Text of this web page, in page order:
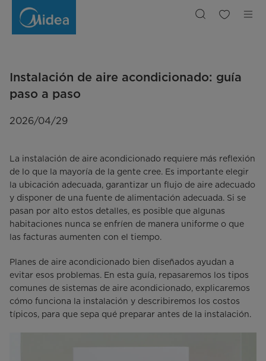
Acondicionado:
Instalación de aire acondicionado: guía
paso a paso
2026/04/29
La instalación de aire acondicionado requiere más reflexión
de lo que la mayoría de la gente cree. Es importante elegir
la ubicación adecuada, garantizar un flujo de aire adecuado
y disponer de una fuente de alimentación adecuada. Si se
pasan por alto estos detalles, es posible que algunas
habitaciones nunca se enfríen de manera uniforme o que
las facturas aumenten con el tiempo.
Planes de aire acondicionado bien diseñados ayudan a
evitar esos problemas. En esta guía, repasaremos los tipos
comunes de sistemas de aire acondicionado, explicaremos
cómo funciona la instalación y describiremos los costos
típicos, para que sepa qué preparar antes de la instalación.